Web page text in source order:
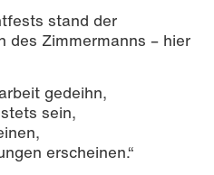
stand der
des Zimmermanns – hier
gedeihn,
sein,
erscheinen.“